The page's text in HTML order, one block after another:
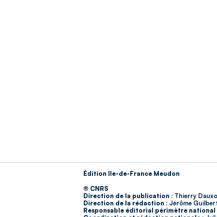
Édition Ile-de-France Meudon
© CNRS
Direction de la publication : Thierry
Direction de la rédaction : Jérôme
Responsable éditorial périmètre national